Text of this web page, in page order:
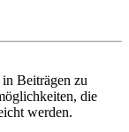
Beiträgen zu
die
werden.